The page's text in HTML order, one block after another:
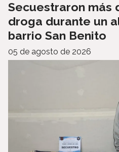
Secuestraron más
droga durante un
barrio San Benito
05 de agosto de 2026